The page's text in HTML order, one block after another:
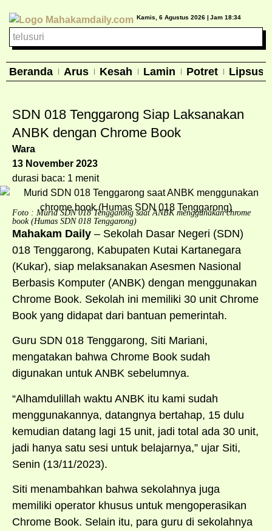
Kamis, 6 Agustus 2026 | Jam 18:34
Beranda Arus Kesah Lamin Potret Lipsus
SDN 018 Tenggarong Siap Laksanakan
ANBK dengan Chrome Book
Wara
13 November 2023
durasi baca: 1 menit
Foto : Murid SDN 018 Tenggarong saat ANBK menggunakan chrome
book (Humas SDN 018 Tenggarong)
Mahakam Daily – Sekolah Dasar Negeri (SDN)
018 Tenggarong, Kabupaten Kutai Kartanegara
(Kukar), siap melaksanakan Asesmen Nasional
Berbasis Komputer (ANBK) dengan menggunakan
Chrome Book. Sekolah ini memiliki 30 unit Chrome
Book yang didapat dari bantuan pemerintah.
Guru SDN 018 Tenggarong, Siti Mariani,
mengatakan bahwa Chrome Book sudah
digunakan untuk ANBK sebelumnya.
“Alhamdulillah waktu ANBK itu kami sudah
menggunakannya, datangnya bertahap, 15 dulu
kemudian datang lagi 15 unit, jadi total ada 30 unit,
jadi hanya satu sesi untuk belajarnya,” ujar Siti,
Senin (13/11/2023).
Siti menambahkan bahwa sekolahnya juga
memiliki operator khusus untuk mengoperasikan
Chrome Book. Selain itu, para guru di sekolahnya